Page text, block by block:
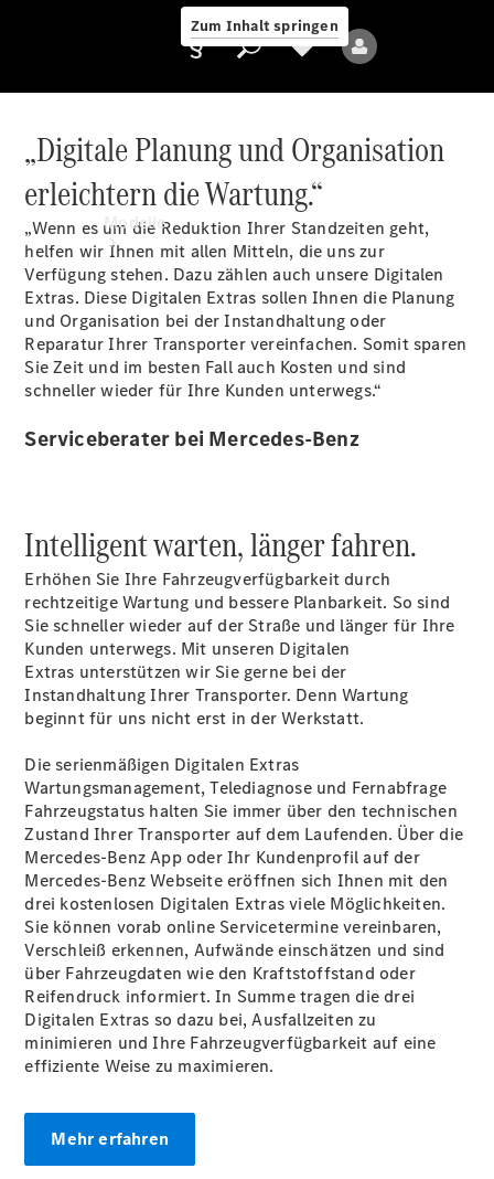
Zum Inhalt springen
Anbieter/Datenschutz
Modelle
Alle Modelle
Alle
Sprinter
Sprinter
Sprinter
Tourer
Sprinter
Fahrgestell
Sprinter
Fahrgestell
Doppelkabine
Sprinter
Pritschenwagen
Konfigurator
Probefahrt
Mercedes-
Vito
„Digitale Planung und Organisation
erleichtern die Wartung.“
„Wenn es um die Reduktion Ihrer Standzeiten geht,
helfen wir Ihnen mit allen Mitteln, die uns zur
Verfügung stehen. Dazu zählen auch unsere Digitalen
Extras. Diese Digitalen Extras sollen Ihnen die Planung
und Organisation bei der Instandhaltung oder
Reparatur Ihrer Transporter vereinfachen. Somit sparen
Sie Zeit und im besten Fall auch Kosten und sind
schneller wieder für Ihre Kunden unterwegs.“
Serviceberater bei Mercedes-Benz
Intelligent warten, länger fahren.
Erhöhen Sie Ihre Fahrzeugverfügbarkeit durch
rechtzeitige Wartung und bessere Planbarkeit. So sind
Sie schneller wieder auf der Straße und länger für Ihre
Kunden unterwegs. Mit unseren Digitalen
Extras unterstützen wir Sie gerne bei der
Instandhaltung Ihrer Transporter. Denn Wartung
beginnt für uns nicht erst in der Werkstatt.
Die serienmäßigen Digitalen Extras
Wartungsmanagement, Telediagnose und Fernabfrage
Fahrzeugstatus halten Sie immer über den technischen
Zustand Ihrer Transporter auf dem Laufenden. Über die
Mercedes-Benz App oder Ihr Kundenprofil auf der
Mercedes-Benz Webseite eröffnen sich Ihnen mit den
drei kostenlosen Digitalen Extras viele Möglichkeiten.
Sie können vorab online Servicetermine vereinbaren,
Verschleiß erkennen, Aufwände einschätzen und sind
über Fahrzeugdaten wie den Kraftstoffstand oder
Reifendruck informiert. In Summe tragen die drei
Digitalen Extras so dazu bei, Ausfallzeiten zu
minimieren und Ihre Fahrzeugverfügbarkeit auf eine
effiziente Weise zu maximieren.
Mehr erfahren